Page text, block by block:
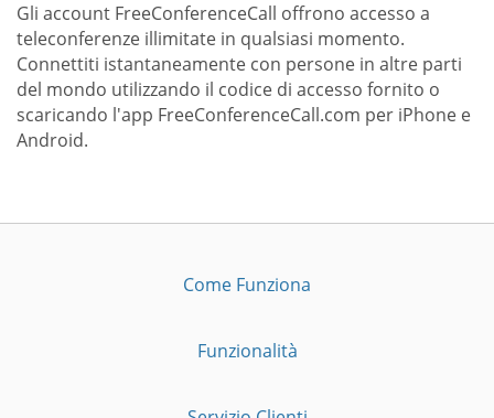
Gli account FreeConferenceCall offrono accesso a
teleconferenze illimitate in qualsiasi momento.
Connettiti istantaneamente con persone in altre parti
del mondo utilizzando il codice di accesso fornito o
scaricando l'app FreeConferenceCall.com per iPhone e
Android.
Come Funziona
Funzionalità